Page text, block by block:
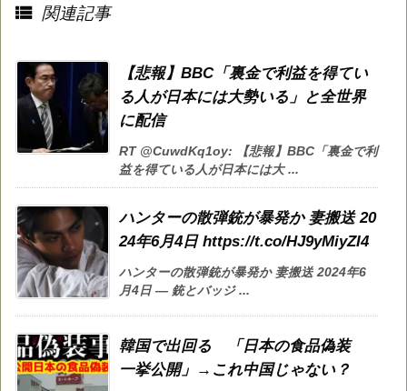
 関連記事
【悲報】BBC「裏金で利益を得てい
る人が日本には大勢いる」と全世界
に配信
RT @CuwdKq1oy: 【悲報】BBC「裏金で利
益を得ている人が日本には大 ...
ハンターの散弾銃が暴発か 妻搬送 20
24年6月4日 https://t.co/HJ9yMiyZI4
ハンターの散弾銃が暴発か 妻搬送 2024年6
月4日 — 銃とバッジ ...
韓国で出回る 「日本の食品偽装
一挙公開」→これ中国じゃない？